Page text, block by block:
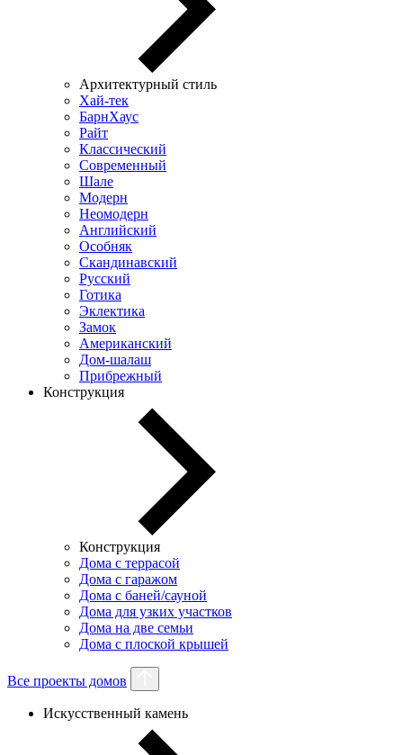
Архитектурный стиль
Хай-тек
БарнХаус
Райт
Классический
Современный
Шале
Модерн
Неомодерн
Английский
Особняк
Скандинавский
Русский
Готика
Эклектика
Замок
Американский
Дом-шалаш
Прибрежный
Конструкция
Конструкция
Дома с террасой
Дома с гаражом
Дома с баней/сауной
Дома для узких участков
Дома на две семьи
Дома с плоской крышей
Все проекты домов
Искусственный камень